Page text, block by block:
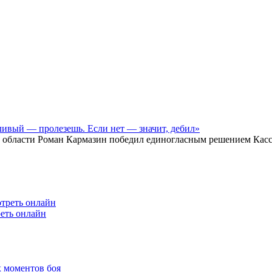
— пролезешь. Если нет — значит, дебил»
Роман Кармазин победил единогласным решением
онлайн